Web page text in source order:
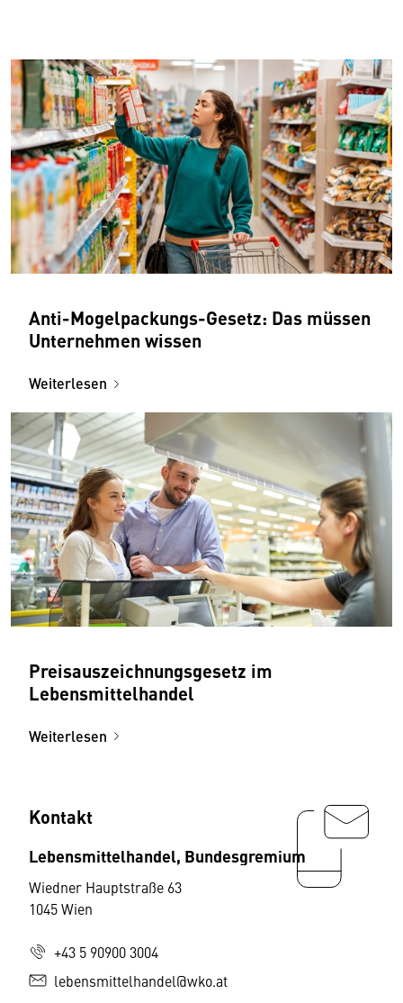
Anti-Mogelpackungs-Gesetz: Das müssen
Unternehmen wissen
Weiterlesen
Preisauszeichnungsgesetz im
Lebensmittelhandel
Weiterlesen
Kontakt
Lebensmittelhandel, Bundesgremium
Wiedner Hauptstraße 63
1045 Wien
+43 5 90900 3004
lebensmittelhandel@wko.at